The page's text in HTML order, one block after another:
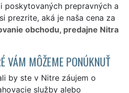
poskytovaných prepravných a
prezrite, aká je naša cena za
obchodu, predajne Nitra
VÁM MÔŽEME PONÚKNUŤ
by ste v Nitre záujem o
služby alebo